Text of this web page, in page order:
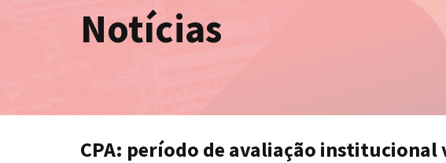
Notícias
CPA: período de avaliação institucional